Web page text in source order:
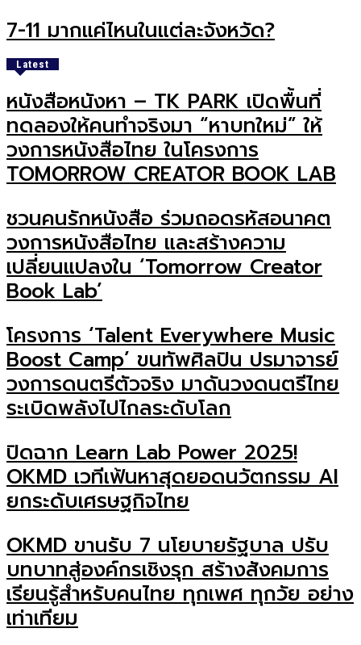
7-11 มากแค่ไหนในแต่ละจังหวัด?
Latest
หนังสือหนังหา – TK PARK เปิดพื้นที่
ทดลองให้คนทำจริงมา “หาบทใหม่” ให้
วงการหนังสือไทย ในโครงการ
TOMORROW CREATOR BOOK LAB
ชวนคนรักหนังสือ ร่วมถอดรหัสอนาคต
วงการหนังสือไทย และสร้างความ
เปลี่ยนแปลงใน ‘Tomorrow Creator
Book Lab’
โครงการ ‘Talent Everywhere Music
Boost Camp’ ขนทัพศิลปิน ปรมาจารย์
วงการดนตรีตัวจริง มาดันวงดนตรีไทย
ระเบิดพลังไปไกลระดับโลก
ปิดฉาก Learn Lab Power 2025!
OKMD เวทีเฟ้นหาสุดยอดนวัตกรรม AI
ยกระดับเศรษฐกิจไทย
OKMD ขานรับ 7 นโยบายรัฐบาล ปรับ
บทบาทสู่องค์กรเชิงรุก สร้างสังคมการ
เรียนรู้สำหรับคนไทย ทุกเพศ ทุกวัย อย่าง
เท่าเทียม